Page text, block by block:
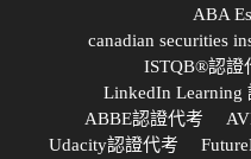
ABA
canadian securities
ISTQB®認證
LinkedIn Learning
ABBE認證代考
Udacity認證代考